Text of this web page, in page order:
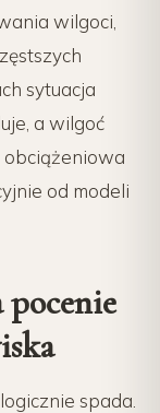
wilgoci,
sytuacja
a wilgoć
obciążeniowa
od modeli
pocenie
spada.